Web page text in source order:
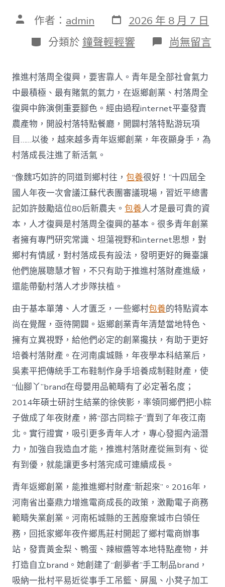
文 作者： admin 發
表
日
期
2026 年 8 月 7 日
分
類
分類於 鐘聲輕輕響 在
〈為
落
財
產
復
興
注
進
人
水
甜
心
寶
物
查
包
養
網
_
中
中
尚無留言
推進村落周全復興，要害靠人。青年是全部社會氣力
中最積極、最有賭氣的氣力，在返鄉創業、村落周全
復興中飾演側重要腳色。經由過程internet平臺發賣
農產物，開設村落特點餐廳，開闢村落特點游玩項
目……以後，越來越多青年返鄉創業，年夜顯身手，為
村落成長注進了新活氣。
“像魏巧如許的同道到鄉村往，包養很好！”十四屆全
國人年夜一次會議江蘇代表團審議現場，習近平總書
記如許鼓勵這位80后新農夫。包養人才是最可貴的資
本，人才復興是村落周全復興的基本。很多青年創業
者擁有專門研究常識、坦蕩視野和internet思想，對
鄉村有情感，對村落成長有設法，發明更好的舞臺讓
他們施展聰慧才智，不只有助于推進村落財產進級，
還能帶動村落人才步隊扶植。
由于基本單薄、人才匱乏，一些鄉村包養的特點資本
尚在覺醒，亟待開闢。返鄉創業青年清楚當地特色、
擁有立異視野，給他們必定的創業攙扶，有助于更好
培養村落財產。在河南虞城縣，年夜學本科結業后，
吳素平把傳統手工布鞋制作身手培養成制鞋財產，使
“仙腳丫”brand在母嬰用品範疇有了必定著名度；
2014年碩士研討生結業的徐俠影，率領同鄉們把小粽
子做成了年夜財產，將“邵古同粽子”賣到了年夜江南
北。實行證實，吸引更多青年人才，專心發掘內涵潛
力，加強自我造血才能，推進村落財產從無到有、從
有到優，就能讓更多村落完成可連續成長。
青年返鄉創業，能推進鄉村財產“新起來”。2016年，
河南省出臺鼎力增進電商成長的政策，激勵電子商務
範疇失業創業。河南柘城縣的王茜廢棄城市白領任
務，回抵家鄉年夜仵鄉馬莊村開起了鄉村電商辦事
站，發賣黃金梨、鴨蛋、辣椒醬等本地特點產物，并
打造自立brand。她創建了“創夢者”手工制品brand，
吸納一批村平易近從事手工吊籃、屏風、小凳子加工